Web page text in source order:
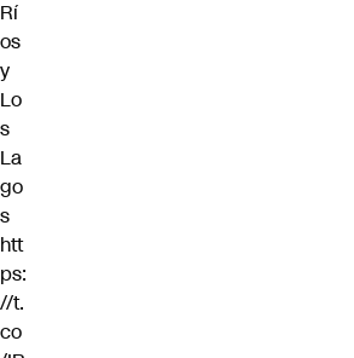
Rí
os
y
Lo
s
La
go
s
htt
ps:
//t.
co